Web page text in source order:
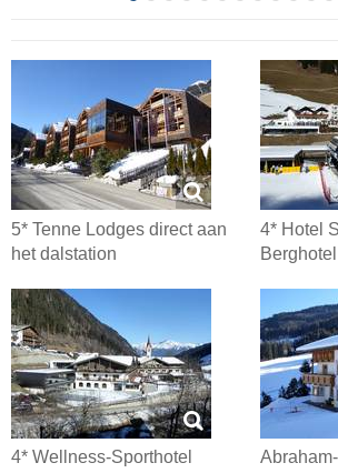
5* Tenne Lodges direct aan
het dalstation
4* Hotel
4* Wellness-Sporthotel